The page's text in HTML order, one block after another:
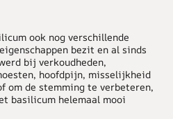
ook nog verschillende
bezit en al sinds
bij verkoudheden,
hoofdpijn, misselijkheid
om de stemming te verbeteren,
basilicum helemaal mooi